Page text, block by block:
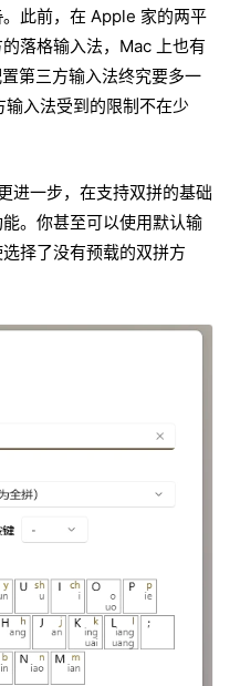
。此前，在 Apple 家的两平
落格输入法，Mac 上也有
第三方输入法终究要多一
入法受到的限制不在少
进一步，在支持双拼的基础
。你甚至可以使用默认输
择了没有预载的双拼方